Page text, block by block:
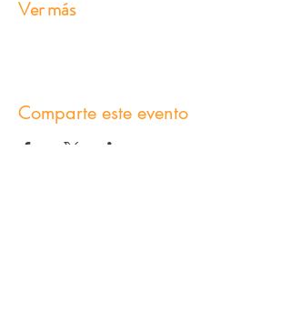
Ver más
Comparte este evento